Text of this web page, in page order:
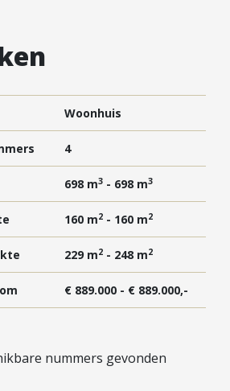
Woonhuis
4
698 m3 - 698 m3
160 m2 - 160 m2
229 m2 - 248 m2
€ 889.000 - € 889.000,-
nummers gevonden